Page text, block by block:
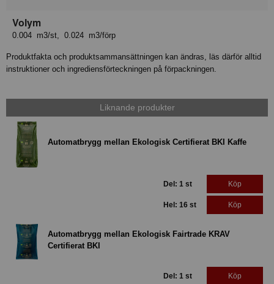
Volym
0.004 m3/st, 0.024 m3/förp
Produktfakta och produktsammansättningen kan ändras, läs därför alltid
instruktioner och ingrediensförteckningen på förpackningen.
Liknande produkter
Automatbrygg mellan Ekologisk Certifierat BKI Kaffe
Del: 1 st Köp
Hel: 16 st Köp
Automatbrygg mellan Ekologisk Fairtrade KRAV
Certifierat BKI
Del: 1 st Köp